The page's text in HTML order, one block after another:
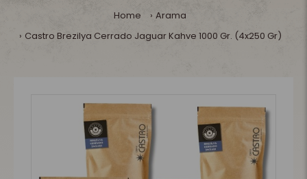
Home
Arama
Castro Brezilya Cerrado Jaguar Kahve 1000 Gr. (4x250 Gr)